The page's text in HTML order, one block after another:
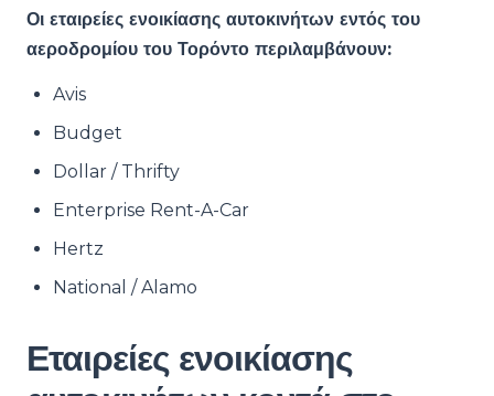
Οι εταιρείες ενοικίασης αυτοκινήτων εντός του
αεροδρομίου του Τορόντο περιλαμβάνουν:
Avis
Budget
Dollar / Thrifty
Enterprise Rent-A-Car
Hertz
National / Alamo
Εταιρείες ενοικίασης